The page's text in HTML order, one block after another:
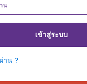
เข้าสู่ระบบ
าน ?